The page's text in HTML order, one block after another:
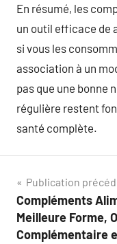
En résumé, les
un outil efficace de
si vous les
association à un
pas que une bonne
régulière restent
santé complète.
Navigation
de
l’article
Publication
Compléments
Meilleure Forme,
Complémentaire